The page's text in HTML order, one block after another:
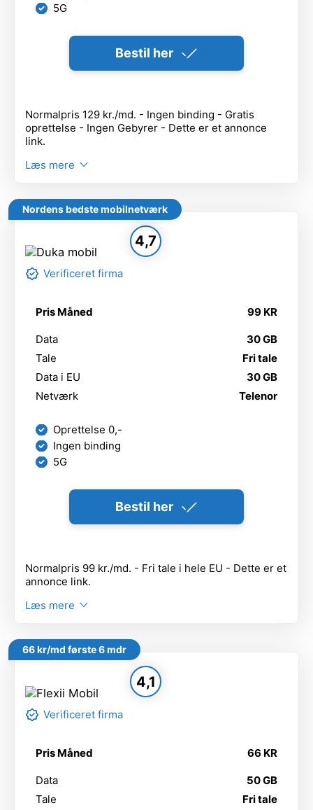
5G
Bestil her
Normalpris 129 kr./md. - Ingen binding - Gratis
oprettelse - Ingen Gebyrer - Dette er et annonce
link.
Læs mere
Nordens bedste mobilnetværk
4,7
Verificeret firma
Pris Måned 99 KR
Data
30 GB
Tale
Fri tale
Data i EU
30 GB
Netværk
Telenor
Oprettelse 0,-
Ingen binding
5G
Bestil her
Normalpris 99 kr./md. - Fri tale i hele EU - Dette er et
annonce link.
Læs mere
66 kr/md første 6 mdr
4,1
Verificeret firma
Pris Måned 66 KR
Data
50 GB
Tale
Fri tale